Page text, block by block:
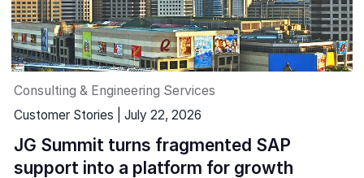
Consulting & Engineering Services
Customer Stories | July 22, 2026
JG Summit turns fragmented SAP
support into a platform for growth